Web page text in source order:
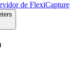
de FlexiCapture